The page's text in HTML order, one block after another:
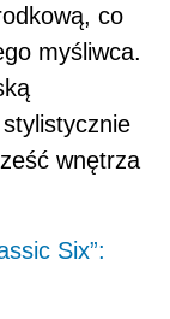
co
myśliwca.
wnętrza
Six”: